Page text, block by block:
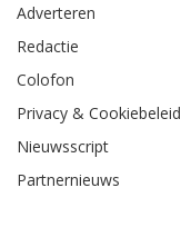
Adverteren
Redactie
Colofon
Privacy & Cookiebeleid
Nieuwsscript
Partnernieuws